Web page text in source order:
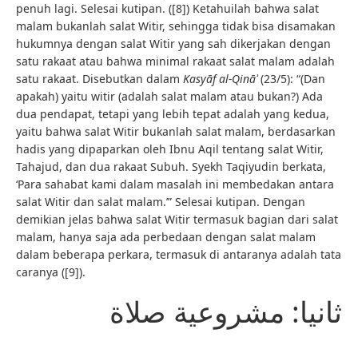
penuh lagi. Selesai kutipan. ([8]) Ketahuilah bahwa salat
malam bukanlah salat Witir, sehingga tidak bisa disamakan
hukumnya dengan salat Witir yang sah dikerjakan dengan
satu rakaat atau bahwa minimal rakaat salat malam adalah
satu rakaat. Disebutkan dalam Kasyāf al-Qināʾ(23/5): “(Dan
apakah) yaitu witir (adalah salat malam atau bukan?) Ada
dua pendapat, tetapi yang lebih tepat adalah yang kedua,
yaitu bahwa salat Witir bukanlah salat malam, berdasarkan
hadis yang dipaparkan oleh Ibnu Aqil tentang salat Witir,
Tahajud, dan dua rakaat Subuh. Syekh Taqiyudin berkata,
‘Para sahabat kami dalam masalah ini membedakan antara
salat Witir dan salat malam.’” Selesai kutipan. Dengan
demikian jelas bahwa salat Witir termasuk bagian dari salat
malam, hanya saja ada perbedaan dengan salat malam
dalam beberapa perkara, termasuk di antaranya adalah tata
caranya ([9]).
ثانيا: مشروعية صلاة